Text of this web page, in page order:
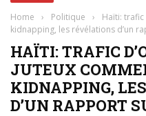
Home › Politique ›
Haïti: trafic
kidnapping, les révélations d’un
HAÏTI: TRAFIC
JUTEUX
KIDNAPPING,
D’UN RAPPORT